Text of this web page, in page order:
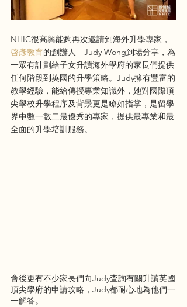
NHIC很高興能夠再次邀請到海外升學專家，
啓彥教育的創辦人—Judy Wong到場分享，為
一眾有計劃給子女升讀海外學府的家長們提供
任何階段到英國的升學策略。Judy擁有豐富的
教學經驗，能給傳授專業知識外，她對國際頂
尖學校升學程序及背景更是瞭如指掌，是留學
界中數一數二最優秀的專家，提供最專業和最
全面的升學培訓服務。
會後更有不少家長們向Judy查詢有關升讀英國
頂尖學府的申請攻略，Judy都耐心地為他們一
一解答。